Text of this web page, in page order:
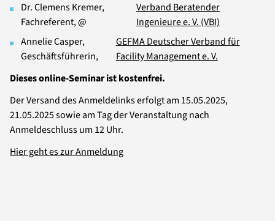
Dr. Clemens Kremer,
Fachreferent, @
Verband Beratender
Ingenieure e. V. (VBI)
Annelie Casper,
Geschäftsführerin,
GEFMA Deutscher Verband für
Facility Management e. V.
Dieses online-Seminar ist kostenfrei.
Der Versand des Anmeldelinks erfolgt am 15.05.2025,
21.05.2025 sowie am Tag der Veranstaltung nach
Anmeldeschluss um 12 Uhr.
Hier geht es zur Anmeldung